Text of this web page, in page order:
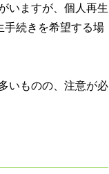
いますが、個人再生
手続きを希望する場
いものの、注意が必